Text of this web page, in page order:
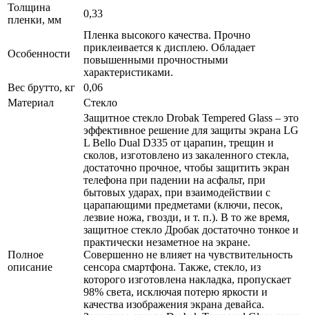
Толщина
пленки, мм
0,33
Особенности
Пленка высокого качества. Прочно
приклеивается к дисплею. Обладает
повышенными прочностными
характеристиками.
Вес брутто, кг
0,06
Материал
Стекло
Полное
описание
Защитное стекло Drobak Tempered Glass – это
эффективное решение для защиты экрана LG
L Bello Dual D335 от царапин, трещин и
сколов, изготовлено из закаленного стекла,
достаточно прочное, чтобы защитить экран
телефона при падении на асфальт, при
бытовых ударах, при взаимодействии с
царапающими предметами (ключи, песок,
лезвие ножа, гвозди, и т. п.). В то же время,
защитное стекло Дробак достаточно тонкое и
практически незаметное на экране.
Совершенно не влияет на чувствительность
сенсора смартфона. Также, стекло, из
которого изготовлена накладка, пропускает
98% света, исключая потерю яркости и
качества изображения экрана девайса.